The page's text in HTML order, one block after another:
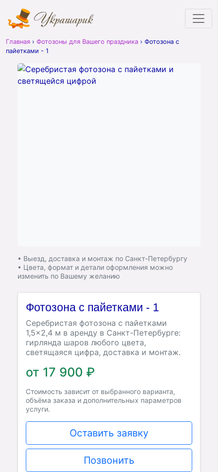
Главная › Фотозоны для Вашего праздника › Фотозона с
пайетками - 1
• Выезд, доставка и монтаж по Санкт-Петербургу
• Цвета, формат и детали оформления можно
изменить по Вашему желанию
Фотозона с пайетками - 1
Серебристая фотозона с пайетками
1,5×2,4 м в аренду в Санкт-Петербурге:
гирлянда шаров любого цвета,
светящаяся цифра, доставка и монтаж.
от 17 900 ₽
Стоимость зависит от выбранного варианта,
объёма заказа и дополнительных параметров
услуги.
Оставить заявку
Позвонить